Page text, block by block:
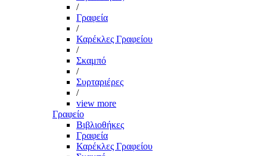
/
Γραφεία
/
Καρέκλες Γραφείου
/
Σκαμπό
/
Συρταριέρες
/
view more
Γραφείο
Βιβλιοθήκες
Γραφεία
Καρέκλες Γραφείου